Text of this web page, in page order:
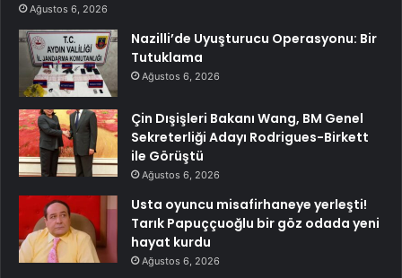
Ağustos 6, 2026
Nazilli’de Uyuşturucu Operasyonu: Bir
Tutuklama
Ağustos 6, 2026
Çin Dışişleri Bakanı Wang, BM Genel
Sekreterliği Adayı Rodrigues-Birkett
ile Görüştü
Ağustos 6, 2026
Usta oyuncu misafirhaneye yerleşti!
Tarık Papuççuoğlu bir göz odada yeni
hayat kurdu
Ağustos 6, 2026